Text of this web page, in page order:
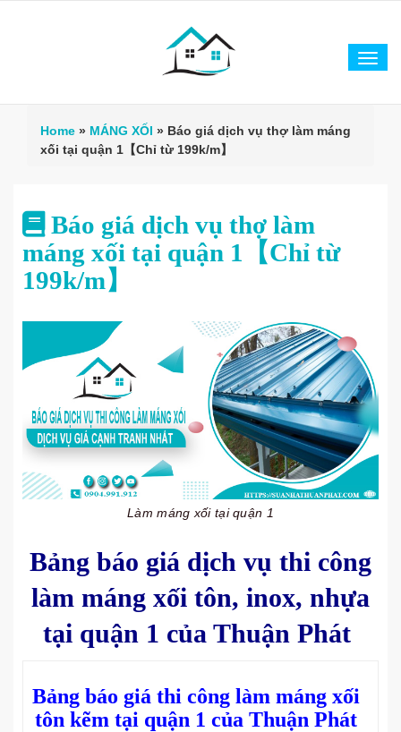
Home » MÁNG XỐI » Báo giá dịch vụ thợ làm máng
xối tại quận 1【Chỉ từ 199k/m】
Báo giá dịch vụ thợ làm
máng xối tại quận 1【Chỉ từ
199k/m】
Làm máng xối tại quận 1
Bảng báo giá dịch vụ thi công
làm máng xối tôn, inox, nhựa
tại quận 1 của Thuận Phát
Bảng báo giá thi công làm máng xối
tôn kẽm tại quận 1 của Thuận Phát